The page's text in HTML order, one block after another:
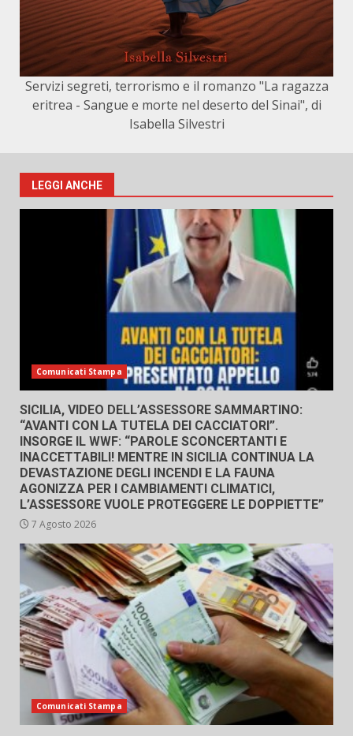
Servizi segreti, terrorismo e il romanzo "La ragazza
eritrea - Sangue e morte nel deserto del Sinai", di
Isabella Silvestri
LEGGI ANCHE
Comunicati Stampa
SICILIA, VIDEO DELL’ASSESSORE SAMMARTINO:
“AVANTI CON LA TUTELA DEI CACCIATORI”.
INSORGE IL WWF: “PAROLE SCONCERTANTI E
INACCETTABILI! MENTRE IN SICILIA CONTINUA LA
DEVASTAZIONE DEGLI INCENDI E LA FAUNA
AGONIZZA PER I CAMBIAMENTI CLIMATICI,
L’ASSESSORE VUOLE PROTEGGERE LE DOPPIETTE”
7 Agosto 2026
Comunicati Stampa